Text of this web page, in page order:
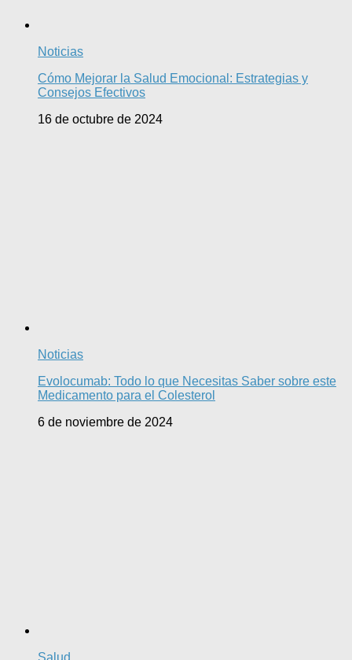
Noticias
Cómo Mejorar la Salud Emocional: Estrategias y
Consejos Efectivos
16 de octubre de 2024
Noticias
Evolocumab: Todo lo que Necesitas Saber sobre este
Medicamento para el Colesterol
6 de noviembre de 2024